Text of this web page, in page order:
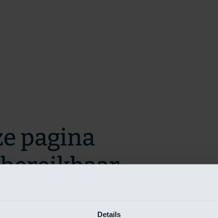
Details
pagina
zo snel mogelijk te verhelpen.